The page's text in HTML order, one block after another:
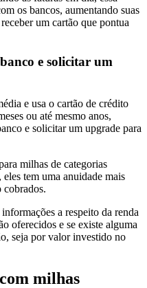
os bancos, aumentando suas
um cartão que pontua
e solicitar um
e usa o cartão de crédito
ou até mesmo anos,
e solicitar um upgrade para
milhas de categorias
tem uma anuidade mais
cobrados.
a respeito da renda
oferecidos e se existe alguma
seja por valor investido no
milhas